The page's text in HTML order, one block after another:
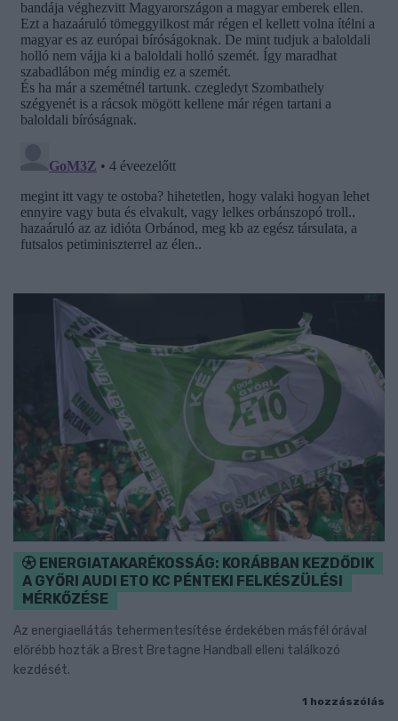
ENERGIATAKARÉKOSSÁG: KORÁBBAN KEZDŐDIK
A GYŐRI AUDI ETO KC PÉNTEKI FELKÉSZÜLÉSI
MÉRKŐZÉSE
Az energiaellátás tehermentesítése érdekében másfél órával
előrébb hozták a Brest Bretagne Handball elleni találkozó
kezdését.
1 hozzászólás